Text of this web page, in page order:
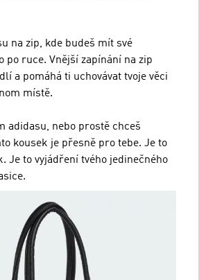
na zip, kde budeš mít své
po ruce. Vnější zapínání na zip
a pomáhá ti uchovávat tvoje věci
místě.
adidasu, nebo prostě chceš
kousek je přesně pro tebe. Je to
Je to vyjádření tvého jedinečného